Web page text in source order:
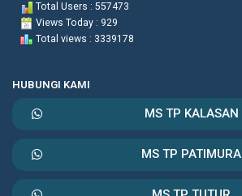
Total Users : 557473
Views Today : 929
Total views : 3339178
HUBUNGI KAMI
MS TP KALASAN
MS TP PATIMURA